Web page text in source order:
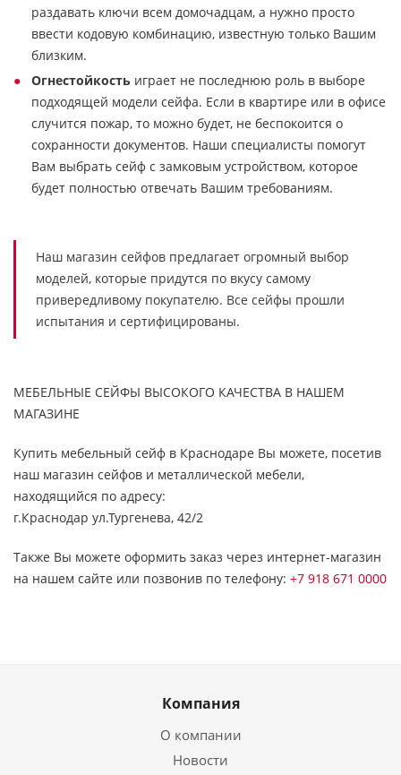
раздавать ключи всем домочадцам, а нужно просто
ввести кодовую комбинацию, известную только Вашим
близким.
Огнестойкость играет не последнюю роль в выборе
подходящей модели сейфа. Если в квартире или в офисе
случится пожар, то можно будет, не беспокоится о
сохранности документов. Наши специалисты помогут
Вам выбрать сейф с замковым устройством, которое
будет полностью отвечать Вашим требованиям.
Наш магазин сейфов предлагает огромный выбор
моделей, которые придутся по вкусу самому
привередливому покупателю. Все сейфы прошли
испытания и сертифицированы.
МЕБЕЛЬНЫЕ СЕЙФЫ ВЫСОКОГО КАЧЕСТВА В НАШЕМ
МАГАЗИНЕ
Купить мебельный сейф в Краснодаре Вы можете, посетив
наш магазин сейфов и металлической мебели,
находящийся по адресу:
г.Краснодар ул.Тургенева, 42/2
Также Вы можете оформить заказ через интернет-магазин
на нашем сайте или позвонив по телефону: +7 918 671 0000
Компания
О компании
Новости